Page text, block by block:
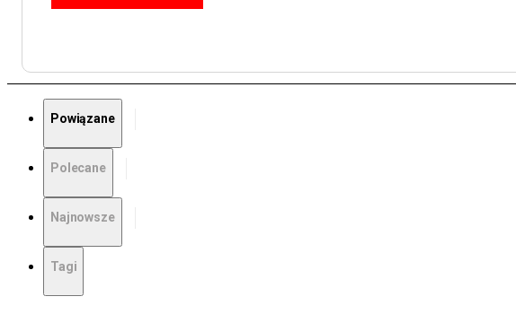
Powiązane
Polecane
Najnowsze
Tagi